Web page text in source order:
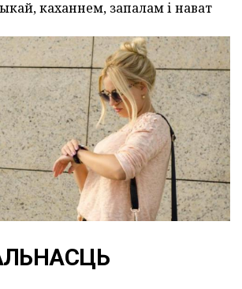
каханнем, запалам і нават